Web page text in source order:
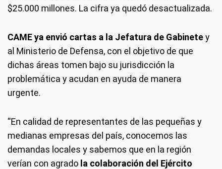
$25.000 millones. La cifra ya quedó desactualizada.
CAME ya envió cartas a la Jefatura de Gabinetey
al Ministerio de Defensa, con el objetivo de que
dichas áreas tomen bajo su jurisdicción la
problemática y acudan en ayuda de manera
urgente.
“En calidad de representantes de las pequeñas y
medianas empresas del país, conocemos las
demandas locales y sabemos que en la región
verían con agrado la colaboración del Ejército